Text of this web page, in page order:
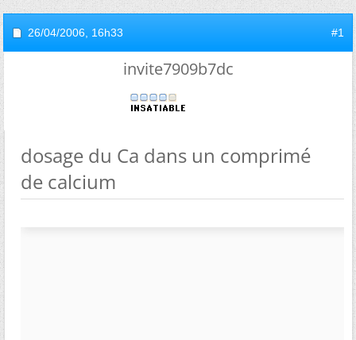
26/04/2006, 16h33 #1
invite7909b7dc
dosage du Ca dans un comprimé
de calcium